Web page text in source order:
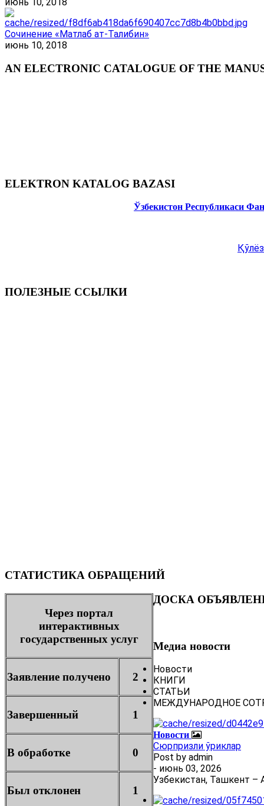
июнь 10, 2018
Сочинение «Матлаб ат-Талибин»
июнь 10, 2018
AN ELECTRONIC CATALOGUE OF THE
ELEKTRON KATALOG BAZASI
Ўзбекистон Республикаси
ПОЛЕЗНЫЕ ССЫЛКИ
СТАТИСТИКА ОБРАЩЕНИЙ
Через портал
интерактивных
государственных услуг
Заявление получено 2
Завершенный 1
В обработке 0
Был отклонен 1
ДОСКА
Медиа новости
Новости
КНИГИ
СТАТЬИ
МЕЖДУНАРОДНОЕ
Новости
Сюрпризли ўриклар
Post by admin
- июнь 03, 2026
Узбекистан, Ташкент –